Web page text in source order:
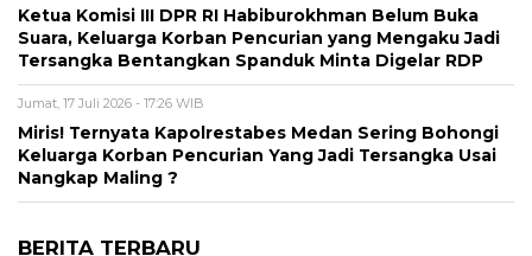
Ketua Komisi III DPR RI Habiburokhman Belum Buka
Suara, Keluarga Korban Pencurian yang Mengaku Jadi
Tersangka Bentangkan Spanduk Minta Digelar RDP
Jumat, 17 Juli 2026 - 17:26 WIB
Miris! Ternyata Kapolrestabes Medan Sering Bohongi
Keluarga Korban Pencurian Yang Jadi Tersangka Usai
Nangkap Maling ?
BERITA TERBARU